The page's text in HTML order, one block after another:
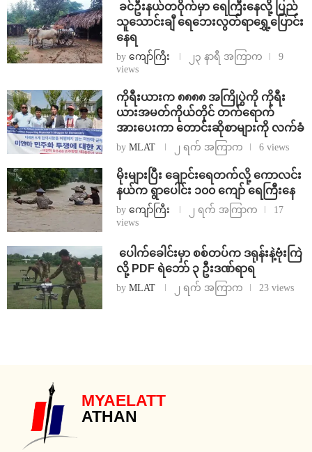
⁩ ⁨ခင်ဦးနယ်တဝိုက်မှာ ရေကြီးနေလို့ ပြည်
သူသောင်းချီ ရေဘေးလွတ်ရာရွှေ့ပြောင်း
နေရ
by ကျော်ကြီး ၂၃ နာရီ အကြာက
9
views
ကိုရီးယားက ၈၈၈၈ အကြိုပွဲကို ကိုရီး
ယားအမတ်ကိုယ်တိုင် တက်ရောက်
အားပေးကာ တောင်းဆိုစာများကို လက်ခံ
by MLAT ၂ ရက် အကြာက 6 views
⁨မိုးများပြီး ချောင်းရေတက်လို့ ကောလင်း
နယ်က ရွာပေါင်း ၁၀၀ ကျော် ရေကြီးနေ
by ကျော်ကြီး ၂ ရက် အကြာက
17
views
⁩ ⁨ပေါက်ခေါင်းမှာ စစ်တပ်က ဒရုန်းနဲ့ဗုံးကြဲ
လို့ PDF ရဲဘော် ၃ ဦးဒဏ်ရာရ
by MLAT ၂ ရက် အကြာက 23 views
MYAELATT
ATHAN